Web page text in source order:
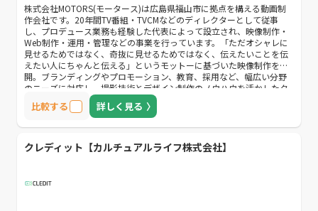
株式会社MOTORS(モータース)は広島県福山市に拠点を構える動画制
作会社です。20年間TV番組・TVCMなどのディレクターとして従事
し、プロデュース業務も経験した代表によって設立され、映像制作・
Web制作・運用・管理などの事業を行っています。「ただオシャレに
見せるためではなく、奇抜に見せるためではなく、伝えたいことを伝
えたい人にちゃんと伝える」というモットーに基づいた映像制作を展
開。ブランディングやプロモーション、教育、採用など、幅広い分野
のニーズに対応し、撮影技術とデザイン制作のノウハウを活かしたク
オリティーの高いオリジナルコンテンツを提案しています。優れた技
術力と企画力を持ちながらも常にクライアント目線に立つことを忘れ
ず、予算や納期に柔軟に対応してくれる点も魅力のひとつです。ま
就労や自立を促す動画Webサービス「障⇔障継承プログラム」を独自
に運営しており、Web制作や運用などにも精通しています。
比較する 詳しく見る
クレディット【カルチュアルライフ株式会社】